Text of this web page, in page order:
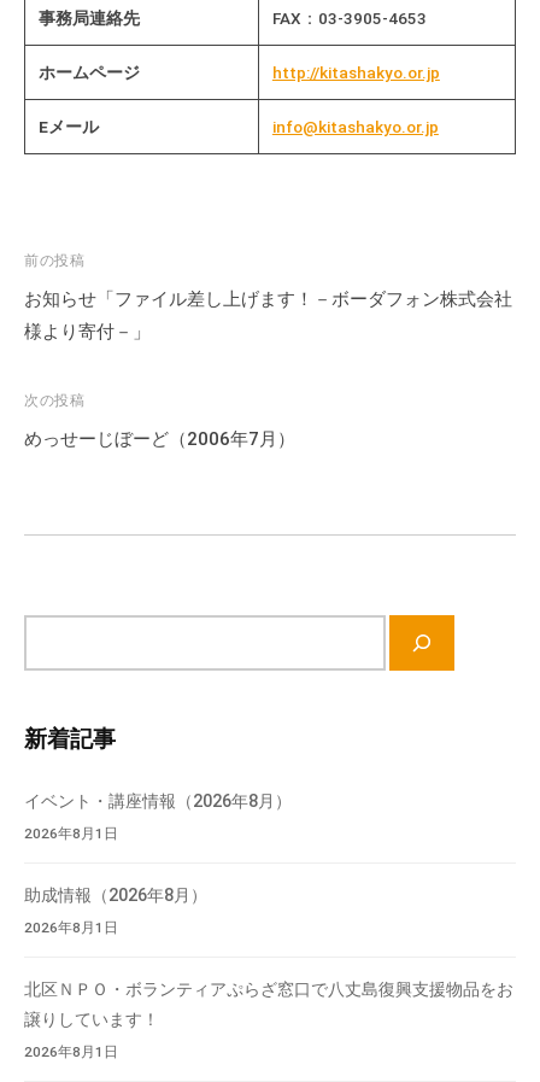
事務局連絡先
FAX：03-3905-4653
ホームページ http://kitashakyo.or.jp
Eメール info@kitashakyo.or.jp
投
稿
ナ
ゲ
ー
ン
前の投稿
お知らせ「ファイル差し上げます！－ボーダフォン株式会社
様より寄付－」
次の投稿
めっせーじぼーど（2006年7月）
検
新着記事
イベント・講座情報（2026年8月）
2026年8月1日
助成情報（2026年8月）
2026年8月1日
北区ＮＰＯ・ボランティアぷらざ窓口で八丈島復興支援物品をお
譲りしています！
2026年8月1日